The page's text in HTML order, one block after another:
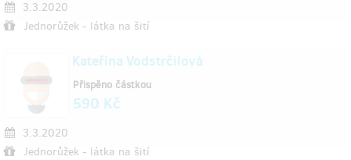
3.3.2020
Jednorůžek - látka na šití
Kateřina Vodstrčilová
3.3.2020
Jednorůžek - látka na šití
Přispěno částkou
590 Kč